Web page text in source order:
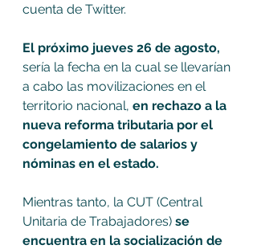
cuenta de Twitter.
El próximo jueves 26 de agosto,
sería la fecha en la cual se llevarían
a cabo las movilizaciones en el
territorio nacional, en rechazo a la
nueva reforma tributaria por el
congelamiento de salarios y
nóminas en el estado.
Mientras tanto, la CUT (Central
Unitaria de Trabajadores) se
encuentra en la socialización de